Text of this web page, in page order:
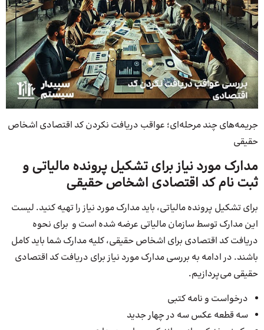
جریمه‌های چند مرحله‌ای؛ عواقب دریافت نکردن کد اقتصادی اشخاص
حقیقی
مدارک مورد نیاز برای تشکیل پرونده مالیاتی و
ثبت نام کد اقتصادی اشخاص حقیقی
برای تشکیل پرونده مالیاتی، باید مدارک مورد نیاز را تهیه کنید. لیست
این مدارک توسط سازمان مالیاتی عرضه شده است و برای نحوه
دریافت کد اقتصادی برای اشخاص حقیقی، کلیه مدارک شما باید کامل
باشند. در ادامه به بررسی مدارک مورد نیاز برای دریافت کد اقتصادی
حقیقی می‌پردازیم.
درخواست و نامه کتبی
سه قطعه عکس سه در چهار جدید